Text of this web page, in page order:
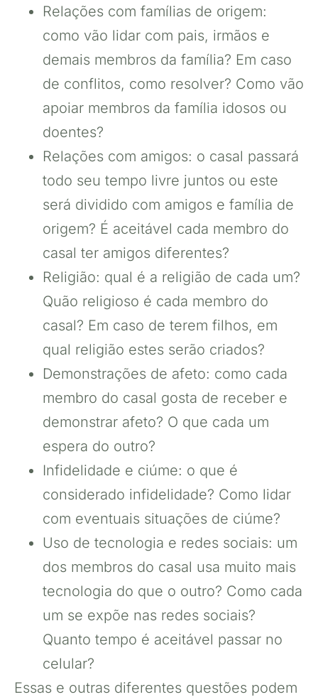
Relações com famílias de origem:
como vão lidar com pais, irmãos e
demais membros da família? Em caso
de conflitos, como resolver? Como vão
apoiar membros da família idosos ou
doentes?
Relações com amigos: o casal passará
todo seu tempo livre juntos ou este
será dividido com amigos e família de
origem? É aceitável cada membro do
casal ter amigos diferentes?
Religião: qual é a religião de cada um?
Quão religioso é cada membro do
casal? Em caso de terem filhos, em
qual religião estes serão criados?
Demonstrações de afeto: como cada
membro do casal gosta de receber e
demonstrar afeto? O que cada um
espera do outro?
Infidelidade e ciúme: o que é
considerado infidelidade? Como lidar
com eventuais situações de ciúme?
Uso de tecnologia e redes sociais: um
dos membros do casal usa muito mais
tecnologia do que o outro? Como cada
um se expõe nas redes sociais?
Quanto tempo é aceitável passar no
celular?
Essas e outras diferentes questões podem